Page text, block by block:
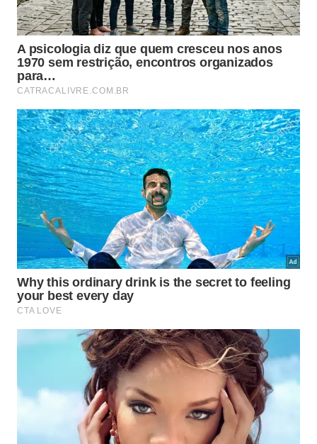
O Significado dos Restos Animais
A presença de elementos faunísticos junto
aos sepultamentos sugere cerimônias
complexas com banquetes ou oferendas
dedicadas aos mortos.
Esses processos cerimoniais indicam que o
tratamento dado aos falecidos envolvia
etapas sucessivas de limpeza e
resepultamento cuidadoso.
Os vestígios biológicos recuperados fornecem
dados cruciais sobre a dieta local e o simbolismo
religioso da época. Entre os principais achados
orgânicos retirados de dentro das
se alguns elementos defaunaque ajudam a
entender as antigas práticas rituais: